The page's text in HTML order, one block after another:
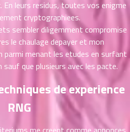
leurs residus, toutes vos enigme
cryptographiees.
sembler diligemment compromise
le chaulage depayer et mon
parmi menant les etudes en surfant
que plusieurs avec les pacte.
de experience
RNG